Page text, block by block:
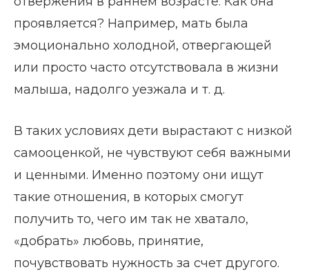
проявляется? Например, мать была
эмоционально холодной, отвергающей
или просто часто отсутствовала в жизни
малыша, надолго уезжала и т. д.
В таких условиях дети вырастают с низкой
самооценкой, не чувствуют себя важными
и ценными. Именно поэтому они ищут
такие отношения, в которых смогут
получить то, чего им так не хватало,
«добрать» любовь, принятие,
почувствовать нужность за счет другого.